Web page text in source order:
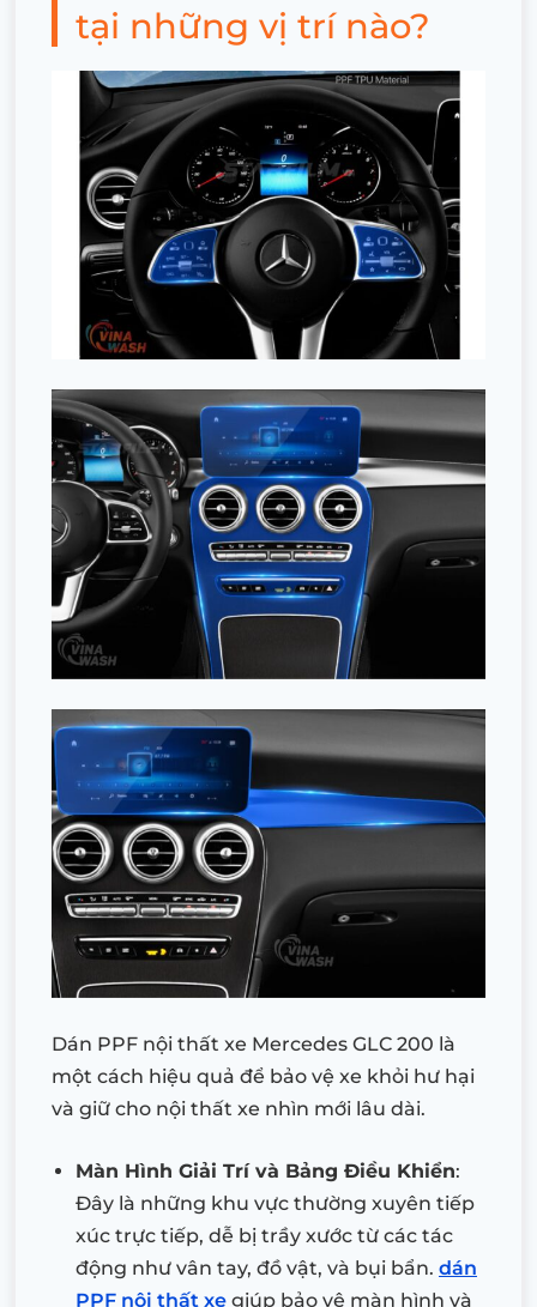
tại những vị trí nào?
Dán PPF nội thất xe Mercedes GLC 200 là
một cách hiệu quả để bảo vệ xe khỏi hư hại
và giữ cho nội thất xe nhìn mới lâu dài.
Màn Hình Giải Trí và Bảng Điều Khiển:
Đây là những khu vực thường xuyên tiếp
xúc trực tiếp, dễ bị trầy xước từ các tác
động như vân tay, đồ vật, và bụi bẩn. dán
PPF nội thất xe giúp bảo vệ màn hình và